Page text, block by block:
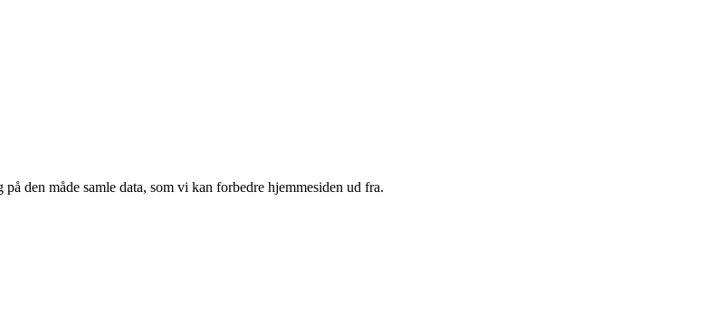
den måde samle data, som vi kan forbedre hjemmesiden ud fra.